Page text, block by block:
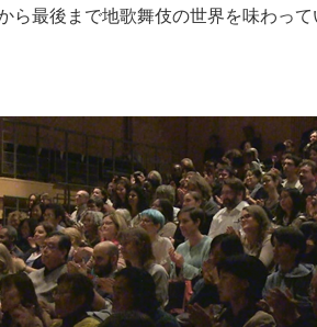
ら最後まで地歌舞伎の世界を味わっ